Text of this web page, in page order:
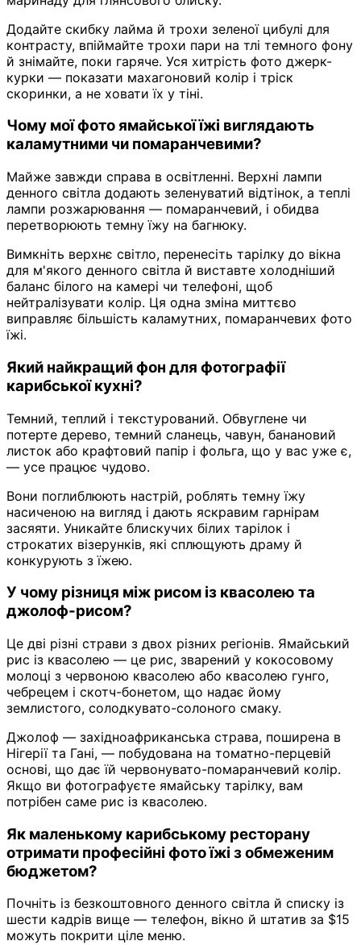
Додайте скибку лайма й трохи зеленої цибулі для
контрасту, впіймайте трохи пари на тлі темного фону
й знімайте, поки гаряче. Уся хитрість фото джерк-
курки — показати махагоновий колір і тріск
скоринки, а не ховати їх у тіні.
Чому мої фото ямайської їжі виглядають
каламутними чи помаранчевими?
Майже завжди справа в освітленні. Верхні лампи
денного світла додають зеленуватий відтінок, а теплі
лампи розжарювання — помаранчевий, і обидва
перетворюють темну їжу на багнюку.
Вимкніть верхнє світло, перенесіть тарілку до вікна
для м'якого денного світла й виставте холодніший
баланс білого на камері чи телефоні, щоб
нейтралізувати колір. Ця одна зміна миттєво
виправляє більшість каламутних, помаранчевих фото
їжі.
Який найкращий фон для фотографії
карибської кухні?
Темний, теплий і текстурований. Обвуглене чи
потерте дерево, темний сланець, чавун, банановий
листок або крафтовий папір і фольга, що у вас уже є,
— усе працює чудово.
Вони поглиблюють настрій, роблять темну їжу
насиченою на вигляд і дають яскравим гарнірам
засяяти. Уникайте блискучих білих тарілок і
строкатих візерунків, які сплющують драму й
конкурують з їжею.
У чому різниця між рисом із квасолею та
джолоф-рисом?
Це дві різні страви з двох різних регіонів. Ямайський
рис із квасолею — це рис, зварений у кокосовому
молоці з червоною квасолею або квасолею гунго,
чебрецем і скотч-бонетом, що надає йому
землистого, солодкувато-солоного смаку.
Джолоф — західноафриканська страва, поширена в
Нігерії та Гані, — побудована на томатно-перцевій
основі, що дає їй червонувато-помаранчевий колір.
Якщо ви фотографуєте ямайську тарілку, вам
потрібен саме рис із квасолею.
Як маленькому карибському ресторану
отримати професійні фото їжі з обмеженим
бюджетом?
Почніть із безкоштовного денного світла й списку із
шести кадрів вище — телефон, вікно й штатив за $15
можуть покрити ціле меню.